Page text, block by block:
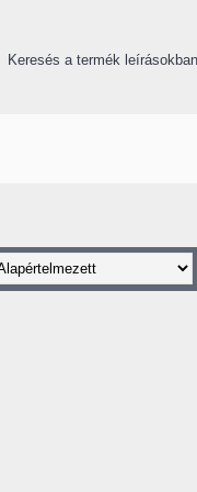
Keresés a termék leírásokban